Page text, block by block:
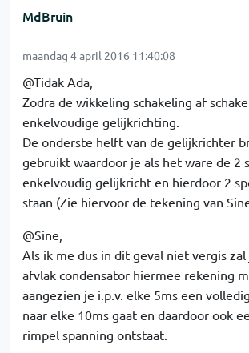
MdBruin
maandag 4 april 2016 11:40:08
@Tidak Ada,
Zodra de wikkeling schakeling af
enkelvoudige gelijkrichting.
De onderste helft van de gelijkrichter
gebruikt waardoor je als het ware de 2
enkelvoudig gelijkricht en hierdoor 2
staan (Zie hiervoor de tekening van
@Sine,
Als ik me dus in dit geval niet vergis
afvlak condensator hiermee rekening
aangezien je i.p.v. elke 5ms een
naar elke 10ms gaat en daardoor ook
rimpel spanning ontstaat.